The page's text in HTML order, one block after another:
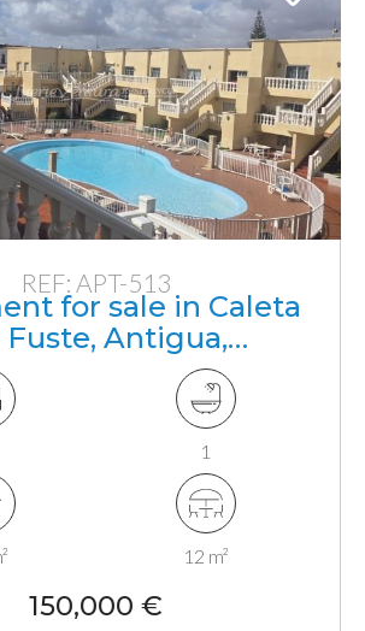
REF: APT-513
for sale in Caleta
Fuste, Antigua,
Canarias
1
12 m²
150,000 €